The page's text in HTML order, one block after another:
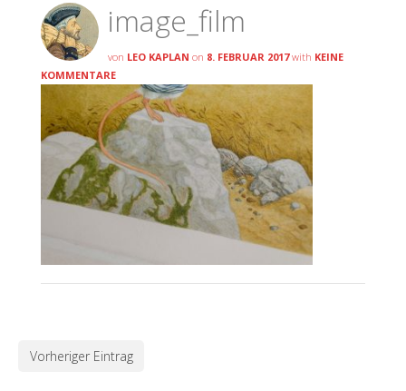
image_film
von LEO KAPLAN on 8. FEBRUAR 2017 with KEINE
KOMMENTARE
Vorheriger Eintrag